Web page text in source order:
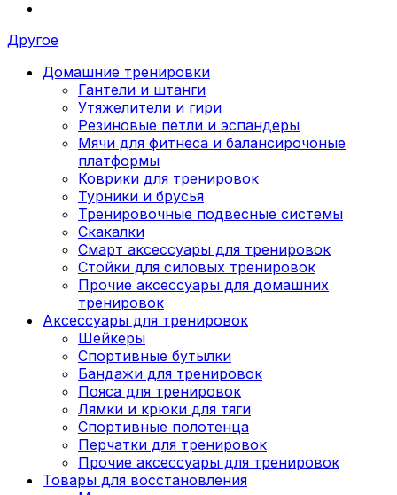
Другое
Домашние тренировки
Гантели и штанги
Утяжелители и гири
Резиновые петли и эспандеры
Мячи для фитнеса и балансирочоные
платформы
Коврики для тренировок
Турники и брусья
Тренировочные подвесные системы
Скакалки
Смарт аксессуары для тренировок
Стойки для силовых тренировок
Прочие аксессуары для домашних
тренировок
Аксессуары для тренировок
Шейкеры
Спортивные бутылки
Бандажи для тренировок
Пояса для тренировок
Лямки и крюки для тяги
Спортивные полотенца
Перчатки для тренировок
Прочие аксессуары для тренировок
Товары для восстановления